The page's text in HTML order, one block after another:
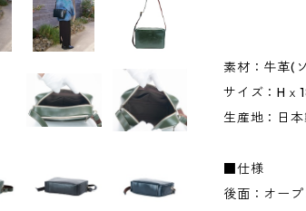
素材：牛革(
サイズ：H
生産地：日
■仕様
後面：オー